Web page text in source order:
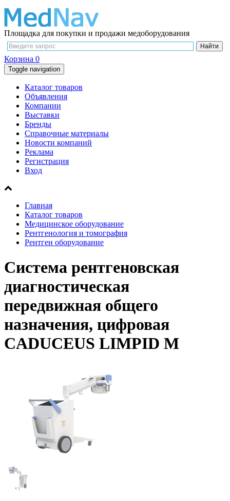
Площадка для покупки и продажи медоборудования
Корзина 0
Toggle navigation
Каталог товаров
Объявления
Компании
Выставки
Бренды
Справочные материалы
Новости компаний
Реклама
Регистрация
Вход
Главная
Каталог товаров
Медицинское оборудование
Рентгенология и томография
Рентген оборудование
Система рентгеновская
диагностическая
передвижная общего
назначения, цифровая
CADUCEUS LIMPID M